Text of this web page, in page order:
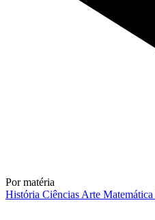
Por matéria
História Ciências Arte Matemática